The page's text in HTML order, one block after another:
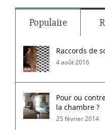
Populaire
Raccords de
4 août 2016
Pour ou
la chambre ?
25 février 2014